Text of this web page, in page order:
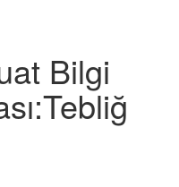
Bilgi